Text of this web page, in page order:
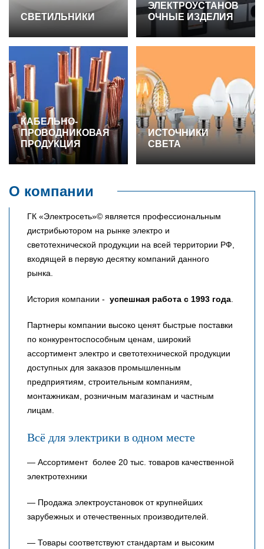
СВЕТИЛЬНИКИ
ЭЛЕКТРОУСТАНОВ
ОЧНЫЕ ИЗДЕЛИЯ
КАБЕЛЬНО-
ПРОВОДНИКОВАЯ
ПРОДУКЦИЯ
ИСТОЧНИКИ
СВЕТА
О компании
ГК «Электросеть»© является профессиональным
дистрибьютором на рынке электро и
светотехнической продукции на всей территории РФ,
входящей в первую десятку компаний данного
рынка.
История компании - успешная работа с 1993 года.
Партнеры компании высоко ценят быстрые поставки
по конкурентоспособным ценам, широкий
ассортимент электро и светотехнической продукции
доступных для заказов промышленным
предприятиям, строительным компаниям,
монтажникам, розничным магазинам и частным
лицам.
Всё для электрики в одном месте
— Ассортимент более 20 тыс. товаров качественной
электротехники
— Продажа электроустановок от крупнейших
зарубежных и отечественных производителей.
— Товары соответствуют стандартам и высоким